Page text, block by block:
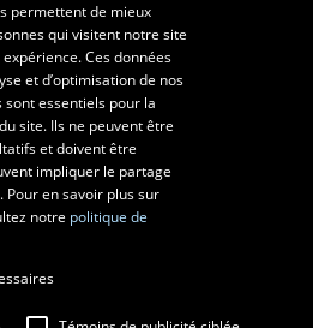
(Québec)  G1V 0A6
permettent de mieux
qui visitent notre site
Ces données
et d’optimisation de nos
essentiels pour la
site. Ils ne peuvent être
et doivent être
impliquer le partage
Pour en savoir plus sur
notre politique de